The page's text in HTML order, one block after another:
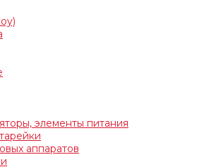
элементы питания
аппаратов